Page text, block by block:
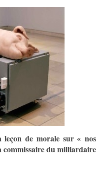
de morale sur « nos
commissaire du milliardaire